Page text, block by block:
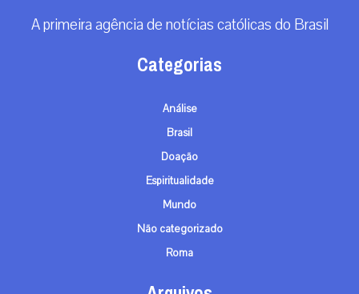
A primeira agência de notícias católicas do Brasil
Categorias
Análise
Brasil
Doação
Espiritualidade
Mundo
Não categorizado
Roma